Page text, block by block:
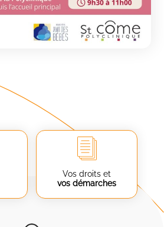
Vos droits et
vos démarches